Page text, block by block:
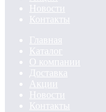
Новости
Контакты
Главная
Каталог
О компании
Доставка
Акции
Новости
Контакты